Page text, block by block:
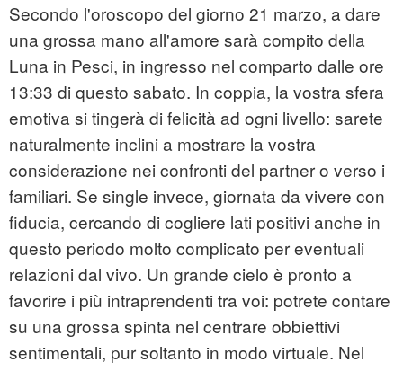
Secondo l'oroscopo del giorno 21 marzo, a dare
una grossa mano all'amore sarà compito della
Luna in Pesci, in ingresso nel comparto dalle ore
13:33 di questo sabato. In coppia, la vostra sfera
emotiva si tingerà di felicità ad ogni livello: sarete
naturalmente inclini a mostrare la vostra
considerazione nei confronti del partner o verso i
familiari. Se single invece, giornata da vivere con
fiducia, cercando di cogliere lati positivi anche in
questo periodo molto complicato per eventuali
relazioni dal vivo. Un grande cielo è pronto a
favorire i più intraprendenti tra voi: potrete contare
su una grossa spinta nel centrare obbiettivi
sentimentali, pur soltanto in modo virtuale. Nel